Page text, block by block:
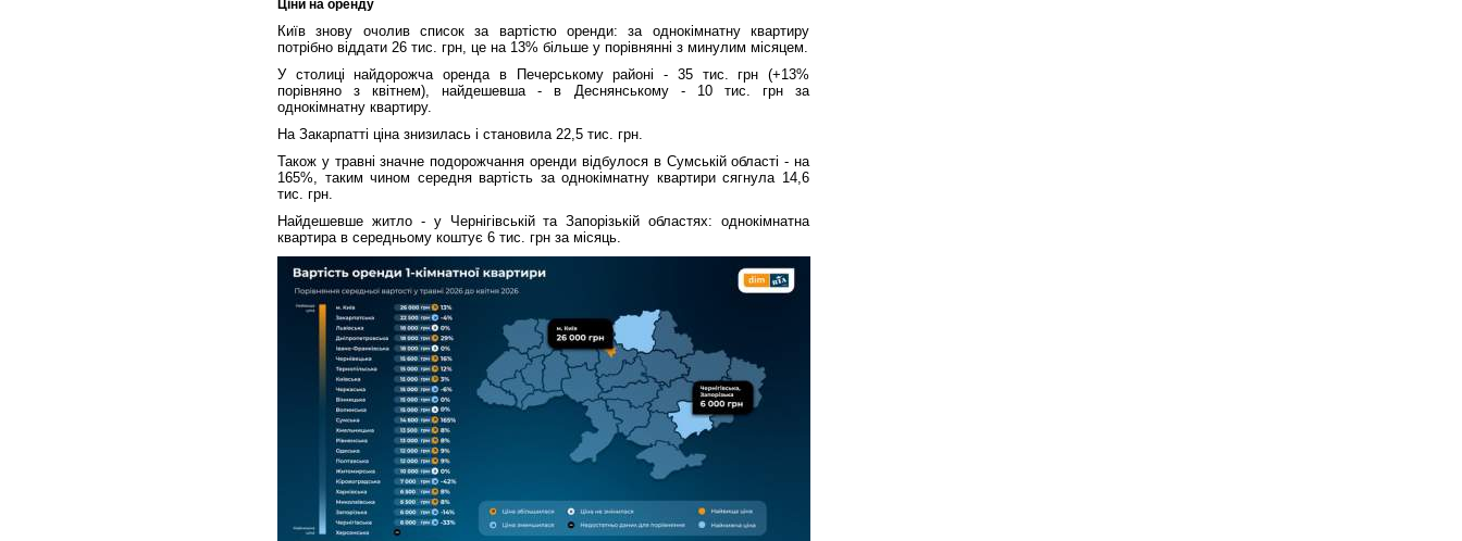
Ціни на оренду
Київ знову очолив список за вартістю оренди: за однокімнатну квартиру
потрібно віддати 26 тис. грн, це на 13% більше у порівнянні з минулим місяцем.
У столиці найдорожча оренда в Печерському районі - 35 тис. грн (+13%
порівняно з квітнем), найдешевша - в Деснянському - 10 тис. грн за
однокімнатну квартиру.
На Закарпатті ціна знизилась і становила 22,5 тис. грн.
Також у травні значне подорожчання оренди відбулося в Сумській області - на
165%, таким чином середня вартість за однокімнатну квартири сягнула 14,6
тис. грн.
Найдешевше житло - у Чернігівській та Запорізькій областях: однокімнатна
квартира в середньому коштує 6 тис. грн за місяць.